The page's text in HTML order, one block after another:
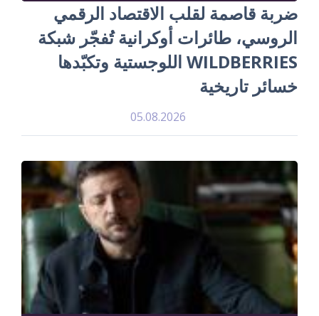
ضربة قاصمة لقلب الاقتصاد الرقمي
الروسي، طائرات أوكرانية تُفجّر شبكة
WILDBERRIES اللوجستية وتكبّدها
خسائر تاريخية
05.08.2026